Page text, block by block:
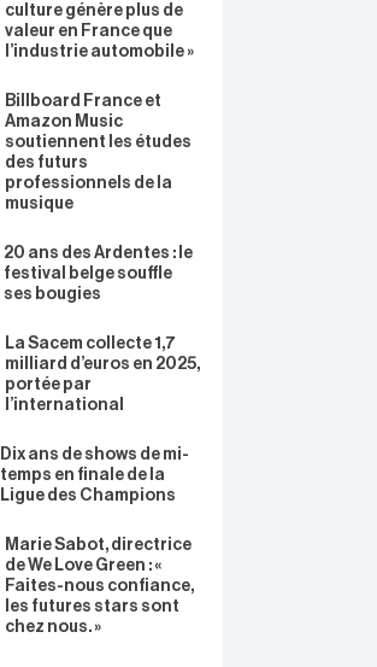
culture génère plus de
valeur en France que
l’industrie automobile »
Billboard France et
Amazon Music
soutiennent les études
des futurs
professionnels de la
musique
20 ans des Ardentes : le
festival belge souffle
ses bougies
La Sacem collecte 1,7
milliard d’euros en 2025,
portée par
l’international
Dix ans de shows de mi-
temps en finale de la
Ligue des Champions
Marie Sabot, directrice
de We Love Green : «
Faites-nous confiance,
les futures stars sont
chez nous. »